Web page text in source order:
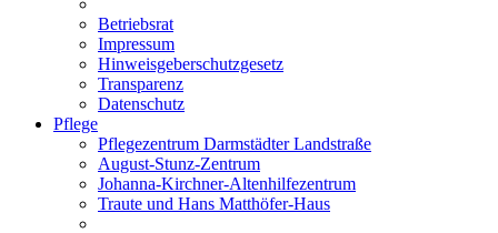
Betriebsrat
Impressum
Hinweisgeberschutzgesetz
Transparenz
Datenschutz
Pflege
Pflegezentrum Darmstädter Landstraße
August-Stunz-Zentrum
Johanna-Kirchner-Altenhilfezentrum
Traute und Hans Matthöfer-Haus